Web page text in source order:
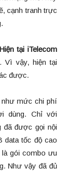
cạnh tranh trực
Hiện tại iTelecom
Vì vậy, hiện tại
được.
như mức chi phí
dùng. Chỉ với
đã được gọi nội
data tốc độ cao
là gói combo ưu
Như vậy đã đủ